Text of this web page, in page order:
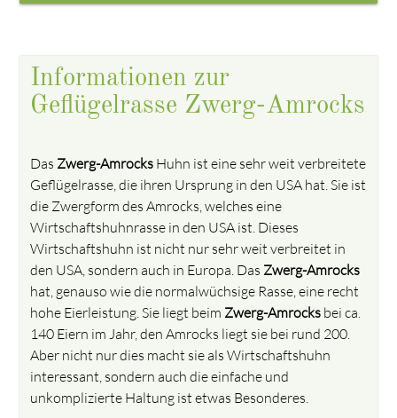
Informationen zur
Geflügelrasse Zwerg-Amrocks
Das Zwerg-Amrocks Huhn ist eine sehr weit verbreitete
Geflügelrasse, die ihren Ursprung in den USA hat. Sie ist
die Zwergform des Amrocks, welches eine
Wirtschaftshuhnrasse in den USA ist. Dieses
Wirtschaftshuhn ist nicht nur sehr weit verbreitet in
den USA, sondern auch in Europa. Das Zwerg-Amrocks
hat, genauso wie die normalwüchsige Rasse, eine recht
hohe Eierleistung. Sie liegt beim Zwerg-Amrocks bei ca.
140 Eiern im Jahr, den Amrocks liegt sie bei rund 200.
Aber nicht nur dies macht sie als Wirtschaftshuhn
interessant, sondern auch die einfache und
unkomplizierte Haltung ist etwas Besonderes.